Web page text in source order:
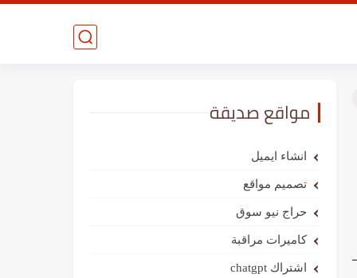
مواقع صديقة
انشاء ايميل
تصميم مواقع
حراج نيو سوق
كاميرات مراقبة
اشتراك chatgpt